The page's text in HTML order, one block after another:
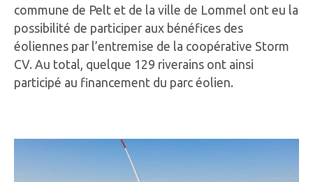
commune de Pelt et de la ville de Lommel ont eu la
possibilité de participer aux bénéfices des
éoliennes par l’entremise de la coopérative Storm
CV. Au total, quelque 129 riverains ont ainsi
participé au financement du parc éolien.